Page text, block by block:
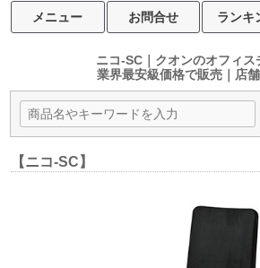
メニュー お問合せ ランキ
ニコ-SC｜クオンのオフィス
業界最安級価格で販売｜店
【ニコ-SC】